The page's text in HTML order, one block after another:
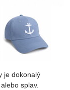
je dokonalý
splav.